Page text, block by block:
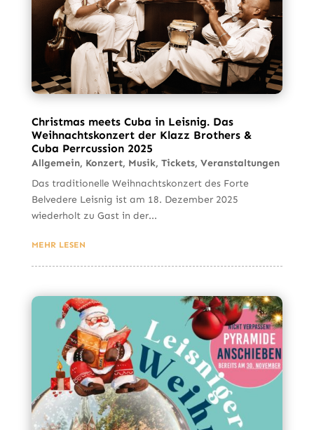
Christmas meets Cuba in Leisnig. Das
Weihnachtskonzert der Klazz Brothers &
Cuba Perrcussion 2025
Allgemein, Konzert, Musik, Tickets, Veranstaltungen
Das traditionelle Weihnachtskonzert des Forte
Belvedere Leisnig ist am 18. Dezember 2025
wiederholt zu Gast in der...
MEHR LESEN